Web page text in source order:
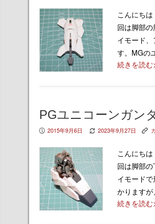
こんにち
回は脚部
イモード
す。MGの
続きを読む
PGユニコーンガン
P 2015年9月6日 V 2023年9月27日 K
こんにち
回は脚部
イモード
かります
続きを読む